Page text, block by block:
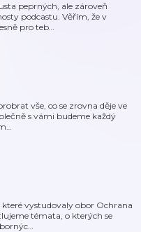
peprných, ale zároveň
podcastu. Věřím, že v
pro teb…
vše, co se zrovna děje ve
s vámi budeme každý
…
vystudovaly obor Ochrana
témata, o kterých se
…